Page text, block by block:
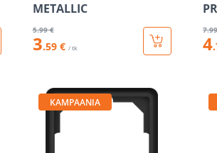
METALLIC
5.99 €
3.59 € / tk
7
4
KAMPAANIA